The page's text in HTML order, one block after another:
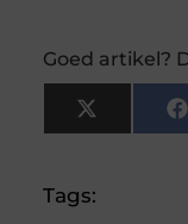
Goed artikel?
X
(Twitter)
Tags: